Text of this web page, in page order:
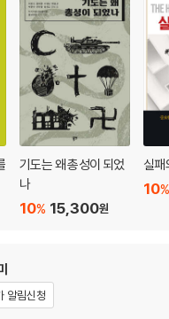
보훈: 애국심의 의미와 역할 탐
통일의식
애국심
통일의식 실태
통일의식, 그리고 보훈
기도는 왜 총성이 되었
나
15,300원
10%
실패
10%
알림신청